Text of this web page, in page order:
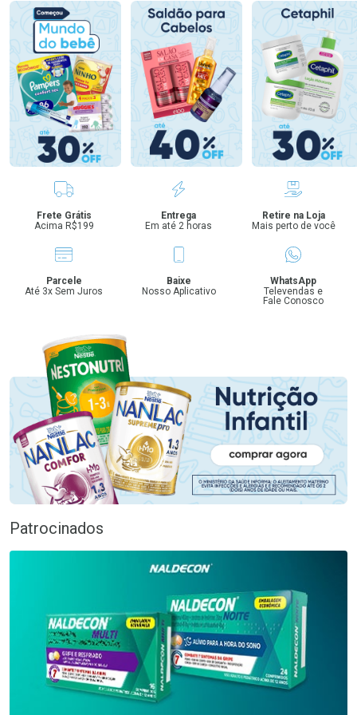
Benefícios
Frete Grátis
Acima R$199
Entrega
Em até 2 horas
Retire na Loja
Mais perto de você
Parcele
Até 3x Sem Juros
Baixe
Nosso Aplicativo
WhatsApp
Televendas e
Fale Conosco
Patrocinados